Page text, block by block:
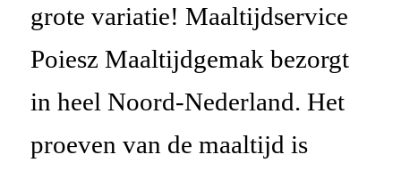
grote variatie! Maaltijdservice
Poiesz Maaltijdgemak bezorgt
in heel Noord-Nederland. Het
proeven van de maaltijd is